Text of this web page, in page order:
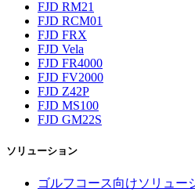
サイズ
370*370*123 mm
対応信号
GPSL1/L2,GLONASSL1/
FJD RM21
FJD RCM01
FJD FRX
FJD Vela
FJD FR4000
FJD FV2000
FJD Z42P
FJD MS100
FJD GM22S
ソリューション
ゴルフコース向けソリュー